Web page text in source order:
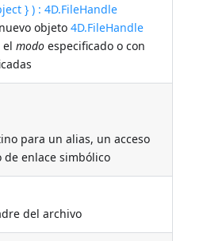
} ) : 4D.FileHandle
objeto4D.FileHandle
elmodo especificado o con
para un alias, un acceso
enlace simbólico
del archivo